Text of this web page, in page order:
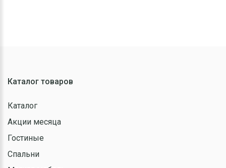
Каталог товаров
Каталог
Акции месяца
Гостиные
Спальни